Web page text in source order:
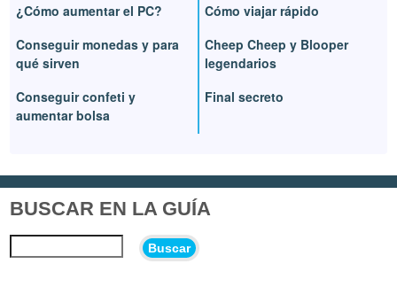
¿Cómo aumentar el PC?
Conseguir monedas y para
qué sirven
Conseguir confeti y
aumentar bolsa
Cómo viajar rápido
Cheep Cheep y Blooper
legendarios
Final secreto
BUSCAR EN LA GUÍA
Buscar